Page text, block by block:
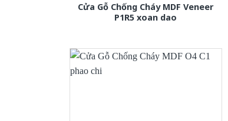
Cửa Gỗ Chống Cháy MDF Veneer
P1R5 xoan dao